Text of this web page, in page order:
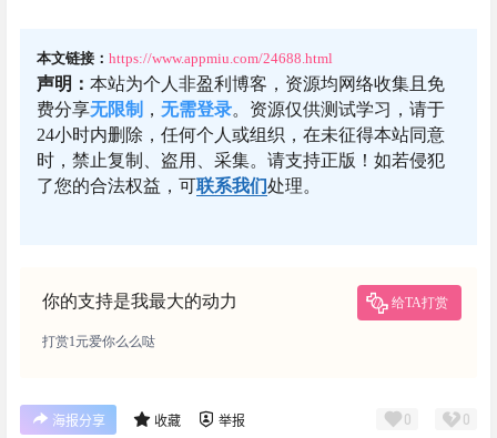
本文链接： https://www.appmiu.com/24688.html
声明： 本站为个人非盈利博客，资源均网络收集且免
费分享无限制 ， 无需登录。资源仅供测试学习，请于
24小时内删除，任何个人或组织，在未征得本站同意
时，禁止复制、盗用、采集。请支持正版！如若侵犯
了您的合法权益，可联系我们处理。
你的支持是我最大的动力 给TA打赏
打赏1元爱你么么哒
海报分享 收藏 举报 0 0